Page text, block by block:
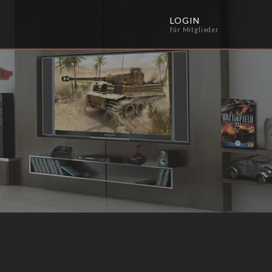
LOGIN
für Mitglieder